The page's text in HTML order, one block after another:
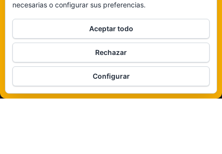
De ninguna manera
Veámos que hay aquí
Política de cookies
Funciona gracias aWordPress |Tema:Envo Magazine
necesarias o configurar sus preferencias.
Aceptar todo
Rechazar
Configurar